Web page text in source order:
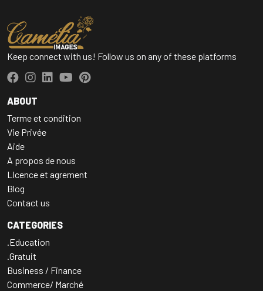
Keep connect with us! Follow us on any of these platforms
ABOUT
Terme et condition
Vie Privée
Aide
A propos de nous
LIcence et agrement
Blog
Contact us
CATEGORIES
.Education
.Gratuit
Business / Finance
Commerce/ Marché